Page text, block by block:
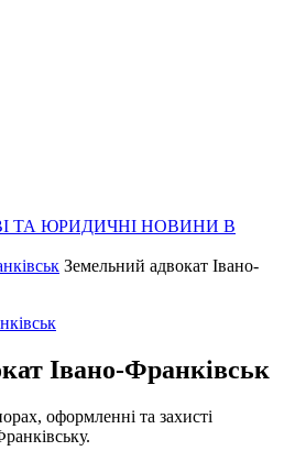
Земельний адвокат Івано-
Івано-Франківськ
оформленні та захисті